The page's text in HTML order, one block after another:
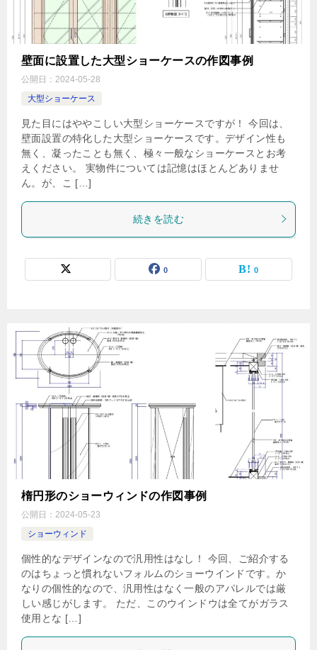
壁面に設置した大型ショーケースの作図事例
公開日： 2024-05-28
大型ショーケース
見た目にはややこしい大型ショーケースですが！ 今回は、
壁面設置の特化した大型ショーケースです。デザイン性も
無く、凝ったことも無く、極々一般なショーケースとお考
えください。 実物件については記憶はほとんどありませ
ん。が、こ […]
続きを読む
0 0
楕円形のショーウィンドの作図事例
公開日： 2024-05-23
ショーウィンド
個性的なデザインなので汎用性はなし！ 今回、ご紹介する
のはちょっと慣れないフォルムのショーウインドです。か
なりの個性的なので、汎用性はなく一般のアパレルでは厳
しい感じがします。 ただ、このウインドウは全てがガラス
使用とな […]